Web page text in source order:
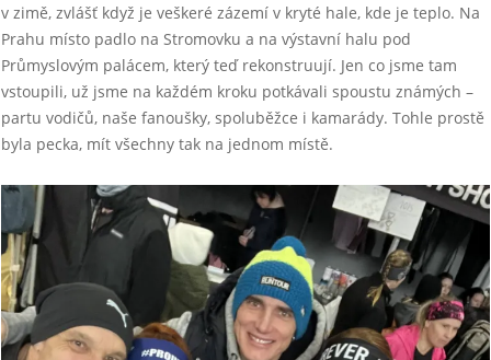
v zimě, zvlášť když je veškeré zázemí v kryté hale, kde je teplo. Na
Prahu místo padlo na Stromovku a na výstavní halu pod
Průmyslovým palácem, který teď rekonstruují. Jen co jsme tam
vstoupili, už jsme na každém kroku potkávali spoustu známých –
partu vodičů, naše fanoušky, spoluběžce i kamarády. Tohle prostě
byla pecka, mít všechny tak na jednom místě.